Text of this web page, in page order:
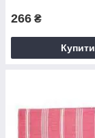
266 ₴
Купити